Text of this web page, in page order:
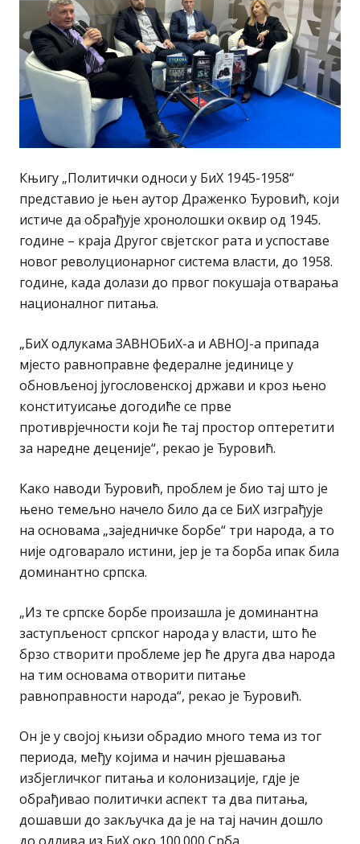
Књигу „Политички односи у БиХ 1945-1958“
представио је њен аутор Драженко Ђуровић, који
истиче да обрађује хронолошки оквир од 1945.
године – краја Другог свјетског рата и успоставе
новог револуционарног система власти, до 1958.
године, када долази до првог покушаја отварања
националног питања.
„БиХ одлукама ЗАВНОБиХ-а и АВНОЈ-а припада
мјесто равноправне федералне јединице у
обновљеној југословенској држави и кроз њено
конституисање догодиће се прве
противрјечности који ће тај простор оптеретити
за наредне деценије“, рекао је Ђуровић.
Како наводи Ђуровић, проблем је био тај што је
њено темељно начело било да се БиХ изграђује
на основама „заједничке борбе“ три народа, а то
није одговарало истини, јер је та борба ипак била
доминантно српска.
„Из те српске борбе произашла је доминантна
заступљеност српског народа у власти, што ће
брзо створити проблеме јер ће друга два народа
на тим основама отворити питање
равноправности народа“, рекао је Ђуровић.
Он је у својој књизи обрадио много тема из тог
периода, међу којима и начин рјешавања
избјегличког питања и колонизације, гдје је
обрађивао политички аспект та два питања,
дошавши до закључка да је на тај начин дошло